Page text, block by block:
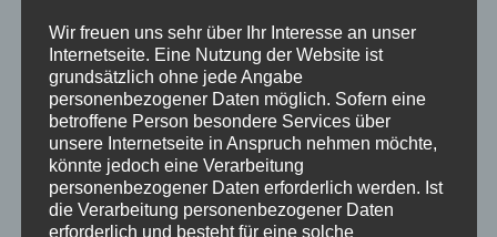
Einsatzort:Wesseleyring
Fahrzeuge:FF Alsterdorf
Weitere Kräfte:BF Alsterdorf, Polizei
Einsatzbericht:
Die Zubereitung einer nächtlichen Mahlzeit löste mehrere
Wir freuen uns sehr über Ihr Interesse an unser
Internetseite. Eine Nutzung der Website ist
grundsätzlich ohne jede Angabe
personenbezogener Daten möglich. Sofern eine
betroffene Person besondere Services über
unsere Internetseite in Anspruch nehmen möchte,
könnte jedoch eine Verarbeitung
personenbezogener Daten erforderlich werden. Ist
die Verarbeitung personenbezogener Daten
erforderlich und besteht für eine solche